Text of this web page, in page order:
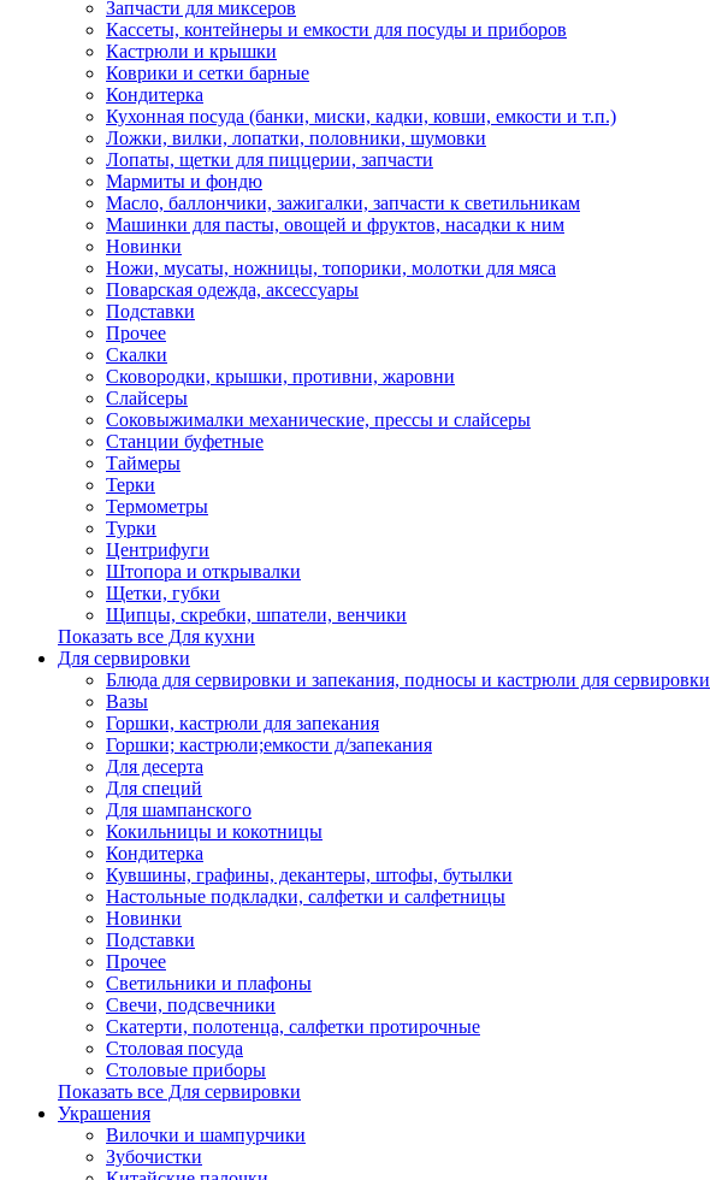
Запчасти для миксеров
Кассеты, контейнеры и емкости для посуды и приборов
Кастрюли и крышки
Коврики и сетки барные
Кондитерка
Кухонная посуда (банки, миски, кадки, ковши, емкости и т.п.)
Ложки, вилки, лопатки, половники, шумовки
Лопаты, щетки для пиццерии, запчасти
Мармиты и фондю
Масло, баллончики, зажигалки, запчасти к светильникам
Машинки для пасты, овощей и фруктов, насадки к ним
Новинки
Ножи, мусаты, ножницы, топорики, молотки для мяса
Поварская одежда, аксессуары
Подставки
Прочее
Скалки
Сковородки, крышки, противни, жаровни
Слайсеры
Соковыжималки механические, прессы и слайсеры
Станции буфетные
Таймеры
Терки
Термометры
Турки
Центрифуги
Штопора и открывалки
Щетки, губки
Щипцы, скребки, шпатели, венчики
Показать все Для кухни
Для сервировки
Блюда для сервировки и запекания, подносы и кастрюли для сервировки
Вазы
Горшки, кастрюли для запекания
Горшки; кастрюли;емкости д/запекания
Для десерта
Для специй
Для шампанского
Кокильницы и кокотницы
Кондитерка
Кувшины, графины, декантеры, штофы, бутылки
Настольные подкладки, салфетки и салфетницы
Новинки
Подставки
Прочее
Светильники и плафоны
Свечи, подсвечники
Скатерти, полотенца, салфетки протирочные
Столовая посуда
Столовые приборы
Показать все Для сервировки
Украшения
Вилочки и шампурчики
Зубочистки